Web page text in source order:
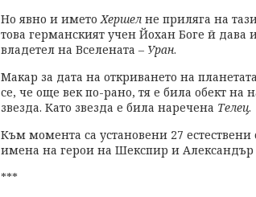
Но явно и иметоХершел не приляга на
това германският учен Йохан Боге й дава
владетел на Вселената – Уран.
Макар за дата на откриването на
се, че още век по-рано, тя е била обект на
звезда. Като звезда е била наречена Телец.
Към момента са установени 27
имена на герои на Шекспир и Александър
***